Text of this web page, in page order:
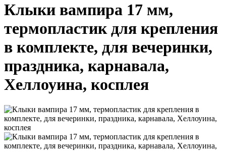
Клыки вампира 17 мм,
термопластик для крепления
в комплекте, для вечеринки,
праздника, карнавала,
Хеллоуина, косплея